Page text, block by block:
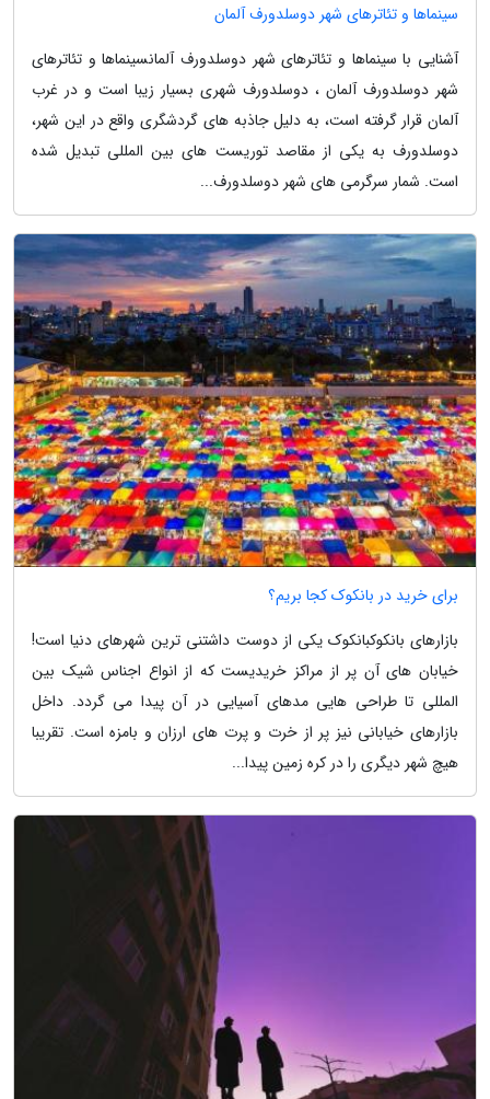
سینماها و تئاترهای شهر دوسلدورف آلمان
آشنایی با سینماها و تئاترهای شهر دوسلدورف آلمانسینماها و تئاترهای
شهر دوسلدورف آلمان ، دوسلدورف شهری بسیار زیبا است و در غرب
آلمان قرار گرفته است، به دلیل جاذبه های گردشگری واقع در این شهر،
دوسلدورف به یکی از مقاصد توریست های بین المللی تبدیل شده
است. شمار سرگرمی های شهر دوسلدورف...
برای خرید در بانکوک کجا بریم؟
بازارهای بانکوکبانکوک یکی از دوست داشتنی ترین شهرهای دنیا است!
خیابان های آن پر از مراکز خریدیست که از انواع اجناس شیک بین
المللی تا طراحی هایی مدهای آسیایی در آن پیدا می گردد. داخل
بازارهای خیابانی نیز پر از خرت و پرت های ارزان و بامزه است. تقریبا
هیچ شهر دیگری را در کره زمین پیدا...